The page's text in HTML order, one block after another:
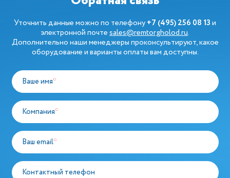
Уточнить данные можно по телефону+7 (495) 256 08 13и
электронной почтеsales@remtorgholod.ru.
Дополнительно наши менеджеры проконсультируют, какое
оборудование и варианты оплаты вам доступны.
Ваше имя*
Компания*
Ваш email*
Контактный телефон